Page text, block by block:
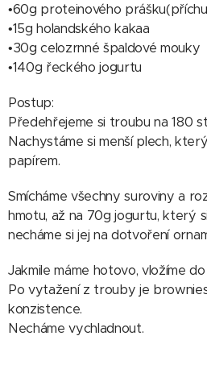
•60g proteinového
•15g holandského kakaa
•30g celozrnné špaldové mouky
•140g řeckého jogurtu
Postup:
Předehřejeme si troubu na 180
Nachystáme si menší plech,
papírem.
Smícháme všechny suroviny a
hmotu, až na 70g jogurtu, který
necháme si jej na dotvoření
Jakmile máme hotovo, vložíme
Po vytažení z trouby je
konzistence.
Necháme vychladnout.